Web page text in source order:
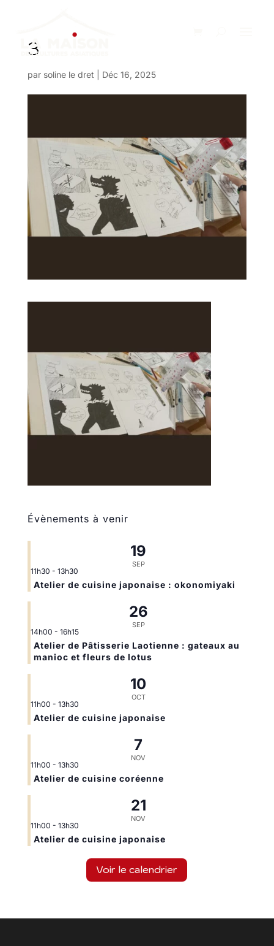
3
par soline le dret Déc 16, 2025
Évènements à venir
19
SEP
11h30 - 13h30
Atelier de cuisine japonaise : okonomiyaki
26
SEP
14h00 - 16h15
Atelier de Pâtisserie Laotienne : gateaux au
manioc et fleurs de lotus
10
OCT
11h00 - 13h30
Atelier de cuisine japonaise
7
NOV
11h00 - 13h30
Atelier de cuisine coréenne
21
NOV
11h00 - 13h30
Atelier de cuisine japonaise
Voir le calendrier